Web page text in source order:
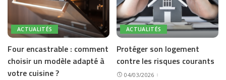
ACTUALITÉS
Four encastrable : comment
choisir un modèle adapté à
votre cuisine ?
ACTUALITÉS
Protéger son logement
contre les risques courants
04/03/2026